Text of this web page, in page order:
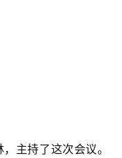
主持了这次会议。